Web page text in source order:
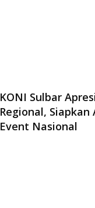
KONI Sulbar
Regional,
Event Nasional